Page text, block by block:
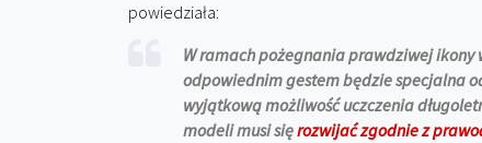
powiedziała:
W ramach pożegnania prawdziwej ikony
odpowiednim gestem będzie specjalna
wyjątkową możliwość uczczenia
modeli musi sięrozwijać zgodnie z